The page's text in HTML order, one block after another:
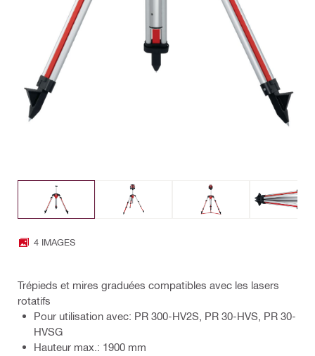
4 IMAGES
Trépieds et mires graduées compatibles avec les lasers
rotatifs
Pour utilisation avec: PR 300-HV2S, PR 30-HVS, PR 30-
HVSG
Hauteur max.: 1900 mm